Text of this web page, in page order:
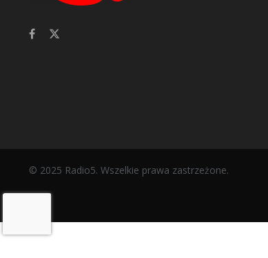
© 2025 Radio5. Wszelkie prawa zastrzeżone.